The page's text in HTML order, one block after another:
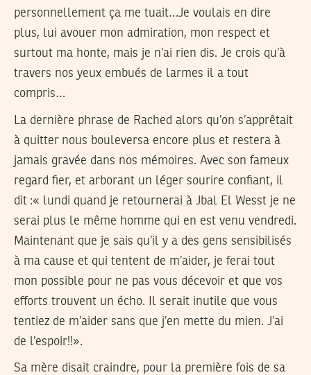
personnellement ça me tuait…Je voulais en dire
plus, lui avouer mon admiration, mon respect et
surtout ma honte, mais je n’ai rien dis. Je crois qu’à
travers nos yeux embués de larmes il a tout
compris…
La dernière phrase de Rached alors qu’on s’apprêtait
à quitter nous bouleversa encore plus et restera à
jamais gravée dans nos mémoires. Avec son fameux
regard fier, et arborant un léger sourire confiant, il
dit :« lundi quand je retournerai à Jbal El Wesst je ne
serai plus le même homme qui en est venu vendredi.
Maintenant que je sais qu’il y a des gens sensibilisés
à ma cause et qui tentent de m’aider, je ferai tout
mon possible pour ne pas vous décevoir et que vos
efforts trouvent un écho. Il serait inutile que vous
tentiez de m’aider sans que j’en mette du mien. J’ai
de l’espoir!!».
Sa mère disait craindre, pour la première fois de sa